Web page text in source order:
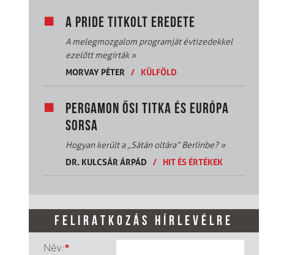
A PRIDE TITKOLT EREDETE
A melegmozgalom programját évtizedekkel
ezelőtt megírták»
MORVAY PÉTER
/ KÜLFÖLD
PERGAMON ŐSI TITKA ÉS EURÓPA
SORSA
Hogyan került a „Sátán oltára” Berlinbe?»
DR. KULCSÁR ÁRPÁD
/ HIT ÉS ÉRTÉKEK
FELIRATKOZÁS HÍRLEVÉLRE
Név:*